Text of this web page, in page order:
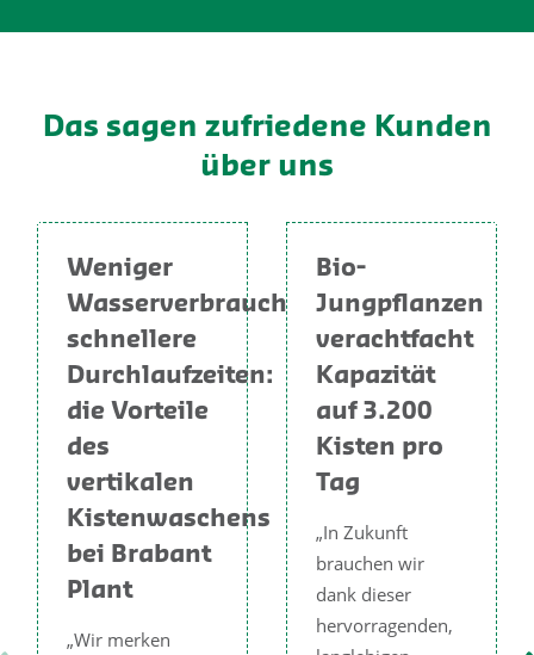
Das sagen zufriedene Kunden
über uns
Weniger
Wasserverbrauch,
schnellere
Durchlaufzeiten:
die Vorteile
des
vertikalen
Kistenwaschens
bei Brabant
Plant
„Wir merken
Bio-
Jungpflanzen
verachtfacht
Kapazität
auf 3.200
Kisten pro
Tag
„In Zukunft
brauchen wir
dank dieser
hervorragenden,